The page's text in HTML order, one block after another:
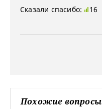
Сказали спасибо: 16
Похожие вопросы